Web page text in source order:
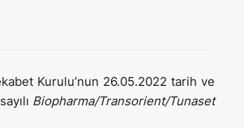
Kurulu’nun 26.05.2022 tarih ve
Biopharma/Transorient/Tunaset